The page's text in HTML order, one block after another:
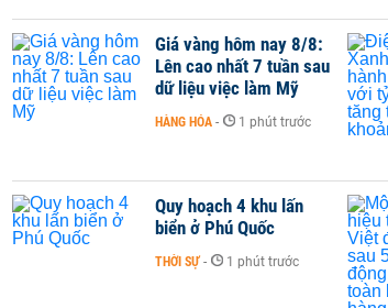
Giá vàng hôm nay 8/8:
Lên cao nhất 7 tuần sau
dữ liệu việc làm Mỹ
HÀNG HÓA - 1 phút trước
Quy hoạch 4 khu lấn
biển ở Phú Quốc
THỜI SỰ - 1 phút trước